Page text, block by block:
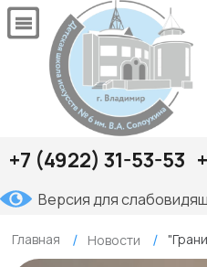
+7 (4922) 31-53-53
Версия для
Главная Новости